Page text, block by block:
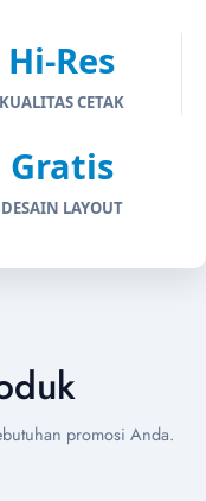
Hi-Res
KUALITAS CETAK
Gratis
DESAIN LAYOUT
promosi Anda.